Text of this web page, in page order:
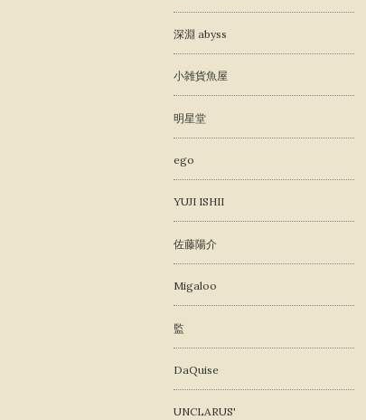
深淵 abyss
小雑貨魚屋
明星堂
ego
YUJI ISHII
佐藤陽介
Migaloo
監
DaQuise
UNCLARUS'